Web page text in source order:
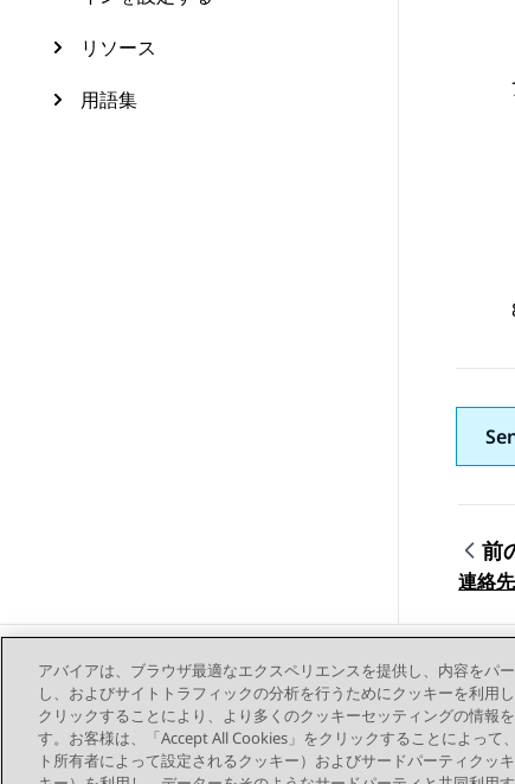
リソース
用語集
ト
前
連絡
アバイアは、ブラウザ最適なエクスペリエンスを提供し、内容をパ
し、およびサイトトラフィックの分析を行うためにクッキーを利用
クリックすることにより、より多くのクッキーセッティングの情報
す。お客様は、「Accept All Cookies」をクリックすることによっ
ト所有者によって設定されるクッキー）およびサードパーティクッ